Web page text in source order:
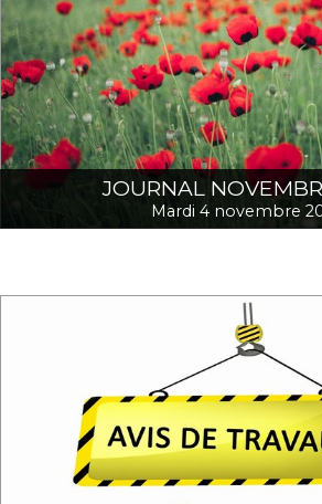
JOURNAL
Mardi 4 novembre